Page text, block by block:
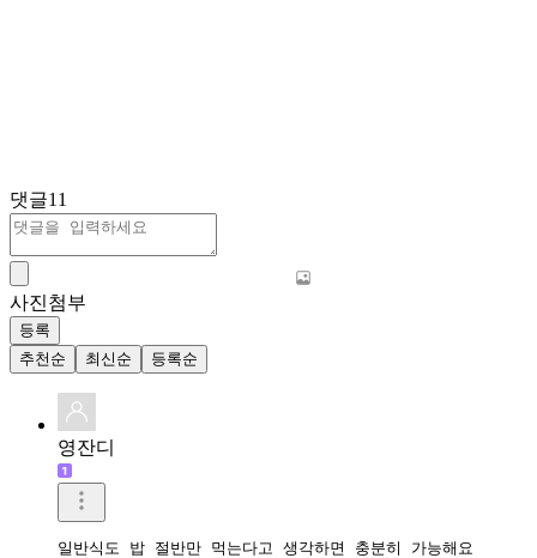
댓글11
사진첨부
등록
추천순
최신순 등록순
영잔디
일반식도 밥 절반만 먹는다고 생각하면 충분히 가능해요